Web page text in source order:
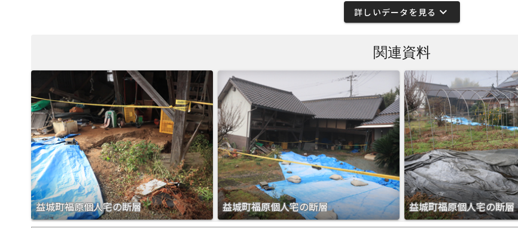
詳しいデータを見る expand_more
関連資料
益城町福原個人宅の断層 益城町福原個人宅の断層 益城町福原個人宅の断層